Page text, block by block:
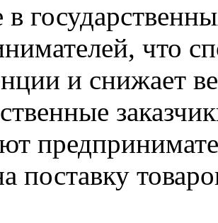
что
и снижает
поставку